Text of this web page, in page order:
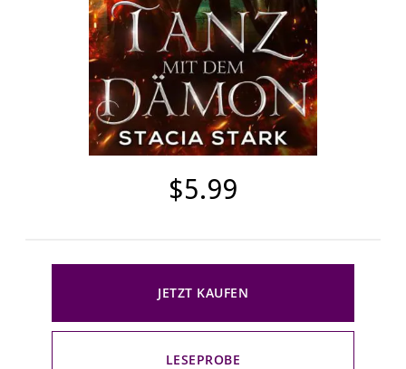
$5.99
JETZT KAUFEN
LESEPROBE